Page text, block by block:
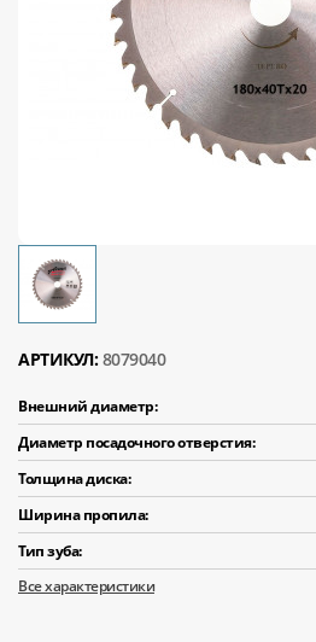
АРТИКУЛ: 8079040
Внешний диаметр:
Диаметр посадочного отверстия:
Толщина диска:
Ширина пропила:
Тип зуба:
Все характеристики